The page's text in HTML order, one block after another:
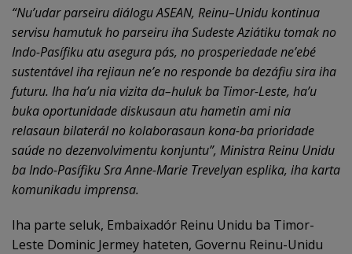
“Nu’udarparseiru diálogu ASEAN, Reinu–Unidu kontinua
servisu hamutuk ho parseiru iha Sudeste Aziátiku tomak no
Indo-Pasífiku atu asegura pás, no prosperiedade ne’ebé
sustentável iha rejiaun ne’e no responde ba dezáfiu sira iha
futuru. Iha ha’u nia vizita da–huluk ba Timor-Leste, ha’u
buka oportunidade diskusaun atu hametin ami nia
relasaun bilaterál no kolaborasaun kona-ba prioridade
saúde no dezenvolvimentu konjuntu”, Ministra Reinu Unidu
ba Indo-Pasífiku Sra Anne-Marie Trevelyan esplika, iha karta
komunikadu imprensa.
Iha parte seluk, Embaixadór Reinu Unidu ba Timor-
Leste Dominic Jermey hateten, Governu Reinu-Unidu